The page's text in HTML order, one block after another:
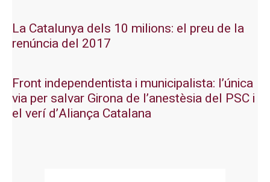
La Catalunya dels 10 milions: el preu de la
renúncia del 2017
Front independentista i municipalista: l’única
via per salvar Girona de l’anestèsia del PSC i
el verí d’Aliança Catalana